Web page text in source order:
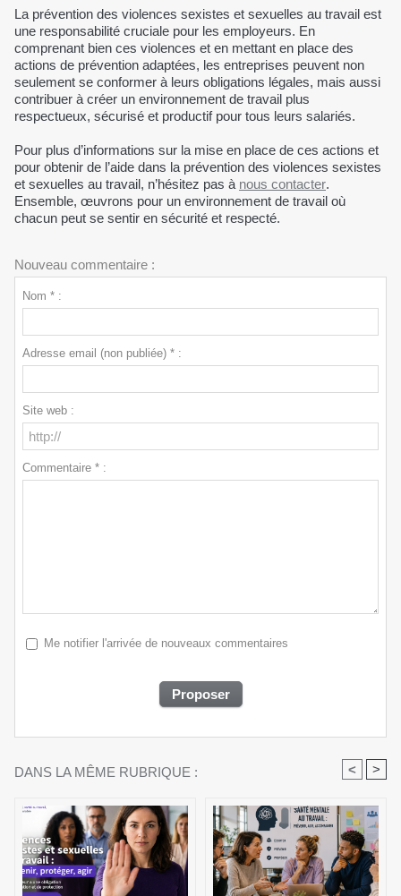
La prévention des violences sexistes et sexuelles au travail est
une responsabilité cruciale pour les employeurs. En
comprenant bien ces violences et en mettant en place des
actions de prévention adaptées, les entreprises peuvent non
seulement se conformer à leurs obligations légales, mais aussi
contribuer à créer un environnement de travail plus
respectueux, sécurisé et productif pour tous leurs salariés.
Pour plus d’informations sur la mise en place de ces actions et
pour obtenir de l’aide dans la prévention des violences sexistes
et sexuelles au travail, n’hésitez pas à nous contacter.
Ensemble, œuvrons pour un environnement de travail où
chacun peut se sentir en sécurité et respecté.
Nouveau commentaire :
Nom * :
Adresse email (non publiée) * :
Site web :
Commentaire * :
Me notifier l'arrivée de nouveaux commentaires
DANS LA MÊME RUBRIQUE : < >